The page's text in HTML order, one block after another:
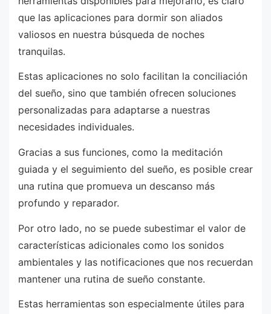
que las aplicaciones para dormir son aliados
valiosos en nuestra búsqueda de noches
tranquilas.
Estas aplicaciones no solo facilitan la conciliación
del sueño, sino que también ofrecen soluciones
personalizadas para adaptarse a nuestras
necesidades individuales.
Gracias a sus funciones, como la meditación
guiada y el seguimiento del sueño, es posible crear
una rutina que promueva un descanso más
profundo y reparador.
Por otro lado, no se puede subestimar el valor de
características adicionales como los sonidos
ambientales y las notificaciones que nos recuerdan
mantener una rutina de sueño constante.
Estas herramientas son especialmente útiles para